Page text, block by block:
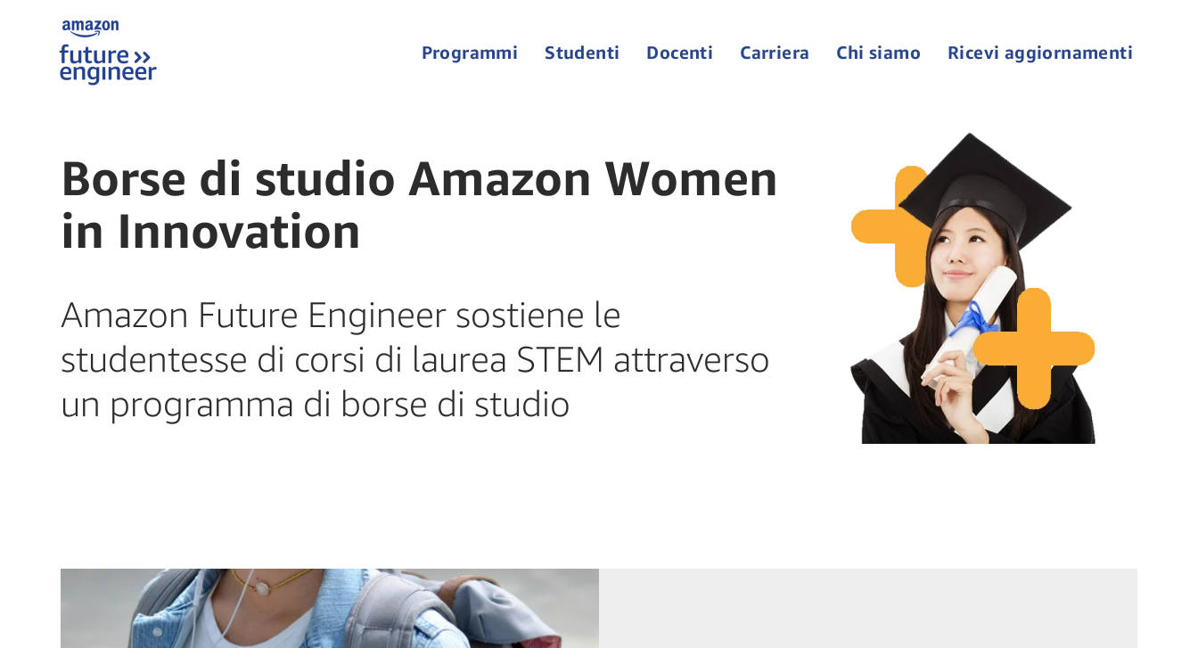
Programmi Studenti Docenti Carriera Chi siamo Ricevi aggiornamenti
Borse di studio Amazon Women
in Innovation
Amazon Future Engineer sostiene le
studentesse di corsi di laurea STEM attraverso
un programma di borse di studio